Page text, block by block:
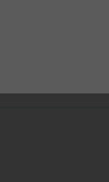
系列作中最具魅力的空中